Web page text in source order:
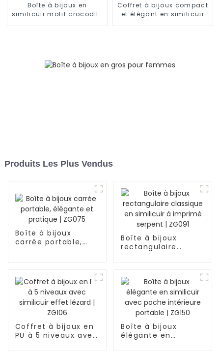
Boîte à bijoux en
similicuir motif crocodile
Coffret à bijoux compact
et élégant en similicuir
Produits Les Plus Vendus
Boîte à bijoux
carrée portable,
Boîte à bijoux
rectangulaire
Coffret à bijoux en
PU à 5 niveaux avec
Boîte à bijoux
élégante en